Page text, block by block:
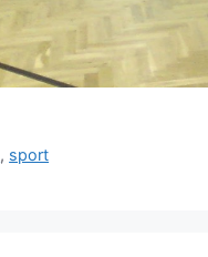
, sport